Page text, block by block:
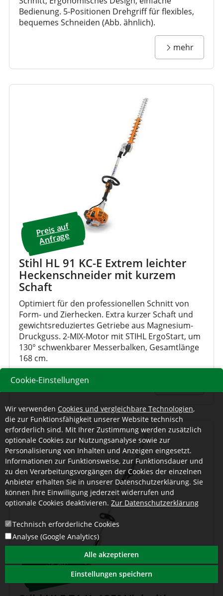
Bedienung. 5-Positionen Drehgriff für flexibles,
bequemes Schneiden (Abb. ähnlich).
mehr
Preis a
uf
A
nfrage
Stihl HL 91 KC-E Extrem leichter
Heckenschneider mit kurzem
Schaft
Optimiert für den professionellen Schnitt von
Form- und Zierhecken. Extra kurzer Schaft und
gewichtsreduziertes Getriebe aus Magnesium-
Druckguss. 2-MIX-Motor mit STIHL ErgoStart, um
130° schwenkbarer Messerbalken, Gesamtlänge
168 cm.
Preis a
uf
A
Cookie-Einstellungen
Wir verwenden Cookies und vergleichbare Technologien,
die zur Funktionsfähigkeit unserer Website technisch
erforderlich sind. Mit Ihrer Zustimmung werden zusätzlich
optionale Cookies zur Nutzungsanalyse sowie zur
Personalisierung von Inhalten und Anzeigen eingesetzt.
Informationen zur Funktionsweise, zur Funktionsdauer und
zu den Verarbeitungsvorgängen der Cookies der einzelnen
Anbieter erhalten Sie in unserer Datenschutzerklärung. Sie
können Ihre Einwilligung jederzeit widerrufen und
optionale Cookies deaktivieren. Zur Datenschutzerklärung
Technisch erforderliche Cookies
Analyse (Google Analytics)
Alle akzeptieren
Einstellungen speichern